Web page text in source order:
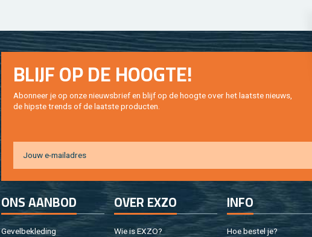
BLIJF OP DE HOOG­TE!
Abon­neer je op onze nieuws­brief en blijf op de hoog­te over het laat­ste nieuws,
de hip­s­te trends of de laat­ste pro­duc­ten.
ONS AAN­BOD
Ge­vel­be­kle­ding
OVER EXZO
Wie is EXZO?
INFO
Hoe be­stel je?